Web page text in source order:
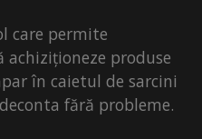
care permite
achiziționeze produse
în caietul de sarcini
fără probleme.